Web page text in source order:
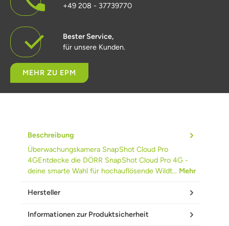
+49 208 - 37739770
Bester Service,
für unsere Kunden.
MEHR ZU EPM
Beschreibung
Überwachungskamera SnapShot Cloud Pro
4GEntdecke die DÖRR SnapShot Cloud Pro 4G -
deine smarte Wahl für hochauflösende Wildt… Mehr
Hersteller
Informationen zur Produktsicherheit